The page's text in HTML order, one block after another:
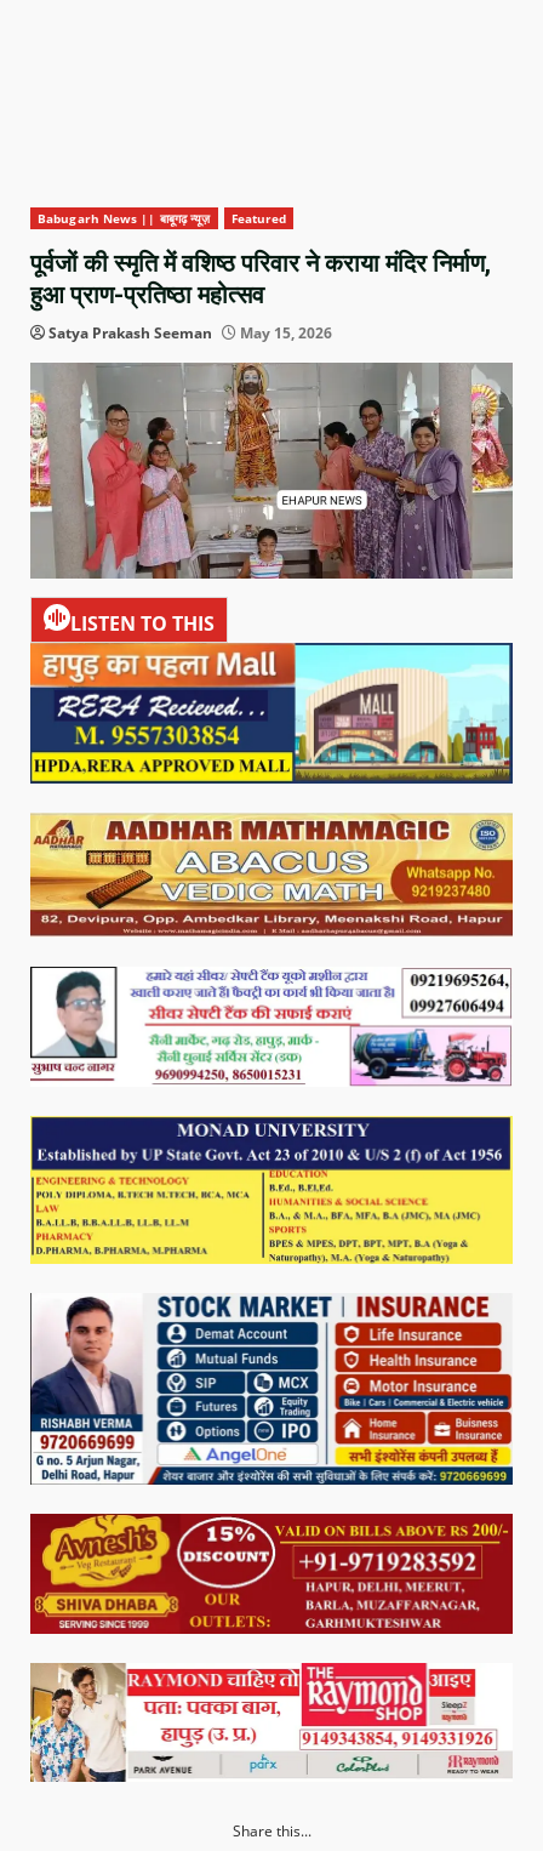
Babugarh News || बाबूगढ़ न्यूज़ Featured
पूर्वजों की स्मृति में वशिष्ठ परिवार ने कराया मंदिर निर्माण,
हुआ प्राण-प्रतिष्ठा महोत्सव
Satya Prakash Seeman May 15, 2026
LISTEN TO THIS
Share this...